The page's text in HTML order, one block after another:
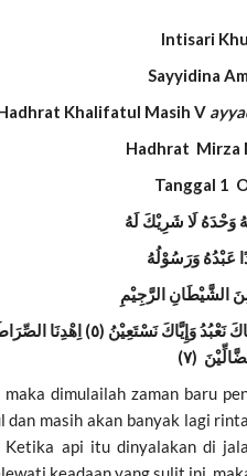
Intisari
Sayyidina
Khalifatul Masih V
Hadhrat Mirza
Tanggal 1
وَحْدَهُ لَا شَرِيْكَ لَهُ
عَبْدُهُ وَرَسُوْلُهُ
مِنَ الشَّيْطَانِ الرَّجِيْمِ
(٧ )
dimulailah zaman baru
masih akan banyak lagi
api itu dinyalakan di